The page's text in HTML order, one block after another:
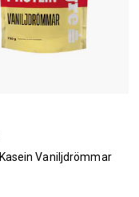
Vaniljdrömmar